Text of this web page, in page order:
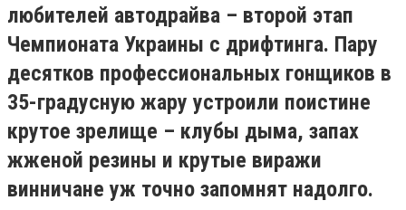
любителей автодрайва – второй этап
Чемпионата Украины с дрифтинга. Пару
десятков профессиональных гонщиков в
35-градусную жару устроили поистине
крутое зрелище – клубы дыма, запах
жженой резины и крутые виражи
винничане уж точно запомнят надолго.